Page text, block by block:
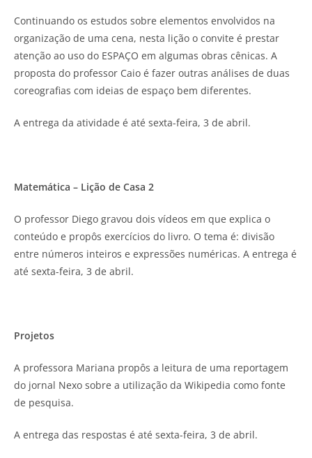
Continuando os estudos sobre elementos envolvidos na
organização de uma cena, nesta lição o convite é prestar
atenção ao uso do ESPAÇO em algumas obras cênicas. A
proposta do professor Caio é fazer outras análises de duas
coreografias com ideias de espaço bem diferentes.
A entrega da atividade é até sexta-feira, 3 de abril.
Matemática – Lição de Casa 2
O professor Diego gravou dois vídeos em que explica o
conteúdo e propôs exercícios do livro. O tema é: divisão
entre números inteiros e expressões numéricas. A entrega é
até sexta-feira, 3 de abril.
Projetos
A professora Mariana propôs a leitura de uma reportagem
do jornal Nexo sobre a utilização da Wikipedia como fonte
de pesquisa.
A entrega das respostas é até sexta-feira, 3 de abril.